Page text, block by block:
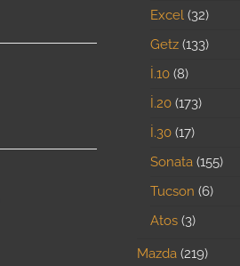
Excel 32
Getz 133
İ.10 8
İ.20 173
İ.30 17
Sonata 155
Tucson 6
Atos 3
Mazda 219